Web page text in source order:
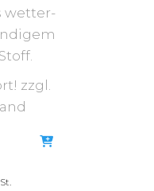
wetter-
zzgl.